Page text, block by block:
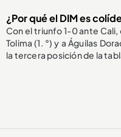
¿Por qué el DIM es
Con el triunfo 1-0 ante Cali,
Tolima (1. °) y a Águilas
la tercera posición de la